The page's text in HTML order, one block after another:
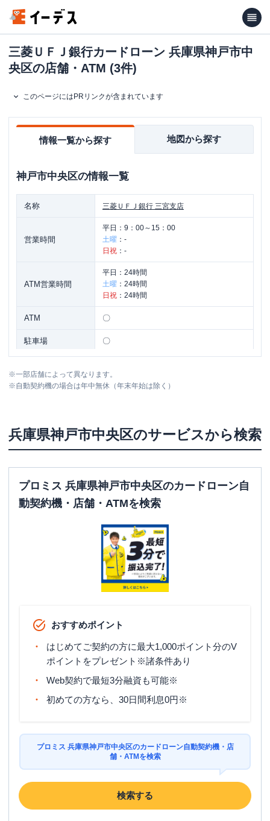
三菱ＵＦＪ銀行カードローン 兵庫県神戸市中
央区の店舗・ATM (3件)
このページにはPRリンクが含まれています
情報一覧から探す 地図から探す
神戸市中央区の情報一覧
名称 三菱ＵＦＪ銀行 三宮支店
営業時間
平日： 9：00～15：00
土曜 ： -
日祝 ： -
ATM営業時間
平日： 24時間
土曜 ： 24時間
日祝 ： 24時間
ATM 〇
駐車場 〇
営業時間
土曜：-
ATM営業時間
平日：7：00～24：00
日祝： 7：00～24：00
ATM
✕
兵庫県神戸市中央区明石町４８
三菱ＵＦＪ銀行 神戸中央支店
営業時間
土曜 ：
平日： 7：00～24：00
日祝：7：00～24：00
〇
住所 兵庫県神戸市中央区明石町４８
※一部店舗によって異なります。
※自動契約機の場合は年中無休（年末年始は除く）
兵庫県神戸市中央区のサービスから検索
プロミス 兵庫県神戸市中央区のカードローン自
動契約機・店舗・ATMを検索
おすすめポイント
はじめてご契約の方に最大1,000ポイント分のV
ポイントをプレゼント※諸条件あり
Web契約で最短3分融資も可能※
初めての方なら、30日間利息0円※
プロミス 兵庫県神戸市中央区のカードローン自動契約機・店
舗・ATMを検索
検索する